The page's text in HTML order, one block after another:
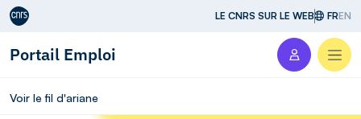
Aller au contenu LE CNRS SUR LE WEB FREN
Portail Emploi
Voir le fil d'ariane